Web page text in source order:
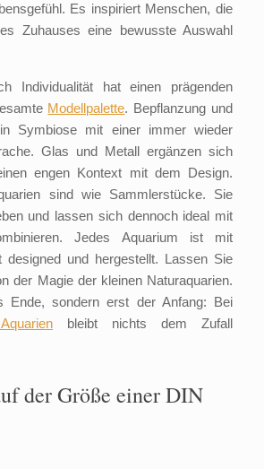
Es inspiriert Menschen, die
Zuhauses eine bewusste Auswahl
Individualität hat einen prägenden
Modellpalette. Bepflanzung und
Symbiose mit einer immer wieder
Glas und Metall ergänzen sich
engen Kontext mit dem Design.
sind wie Sammlerstücke. Sie
und lassen sich dennoch ideal mit
Jedes Aquarium ist mit
designed und hergestellt. Lassen Sie
der Magie der kleinen Naturaquarien.
Ende, sondern erst der Anfang: Bei
bleibt nichts dem Zufall
der Größe einer DIN